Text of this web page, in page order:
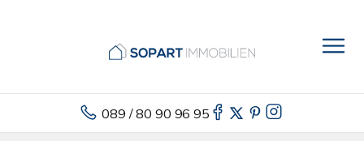
089 / 80 90 96 95